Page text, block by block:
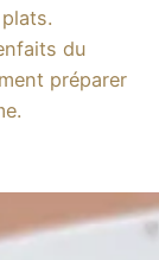
du
préparer